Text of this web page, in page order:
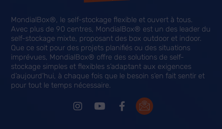
MondialBox®, le self-stockage flexible et ouvert à tous.
Avec plus de 90 centres, MondialBox® est un des leader du
self-stockage mixte, proposant des box outdoor et indoor.
Que ce soit pour des projets planifiés ou des situations
imprévues, MondialBox® offre des solutions de self-
stockage simples et flexibles s’adaptant aux exigences
d’aujourd’hui, à chaque fois que le besoin s’en fait sentir et
pour tout le temps nécessaire.